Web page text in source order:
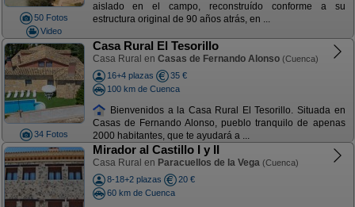
50 Fotos
Video
aislado en el campo, reconstruído conforme a su
estructura original de 90 años atrás, en ...
34 Fotos
Casa Rural El Tesorillo
Casa Rural en Casas de Fernando Alonso (Cuenca)
16+4 plazas
35 €
100 km de Cuenca
Bienvenidos a la Casa Rural El Tesorillo. Situada en
Casas de Fernando Alonso, pueblo tranquilo de apenas
2000 habitantes, que te ayudará a ...
Mirador al Castillo I y II
Casa Rural en Paracuellos de la Vega (Cuenca)
8-18+2 plazas
20 €
60 km de Cuenca